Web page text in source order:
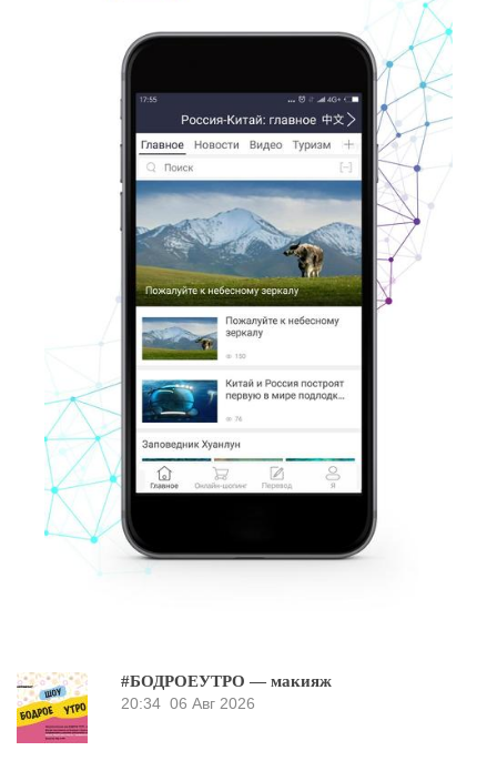
#БОДРОЕУТРО — макияж
20:34 06 Авг 2026